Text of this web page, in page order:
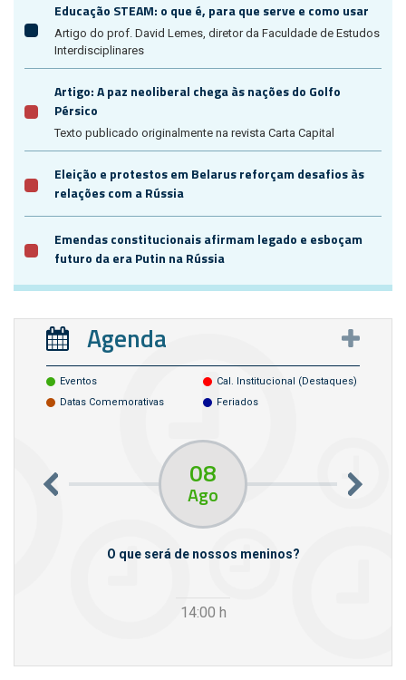
Educação STEAM: o que é, para que serve e como usar
Artigo do prof. David Lemes, diretor da Faculdade de Estudos
Interdisciplinares
Artigo: A paz neoliberal chega às nações do Golfo
Pérsico
Texto publicado originalmente na revista Carta Capital
Eleição e protestos em Belarus reforçam desafios às
relações com a Rússia
Emendas constitucionais afirmam legado e esboçam
futuro da era Putin na Rússia
Agenda
Eventos
Cal. Institucional (destaques)
Datas Comemorativas
Feriados
08
Ago
O que será de nossos meninos?
14:00 h